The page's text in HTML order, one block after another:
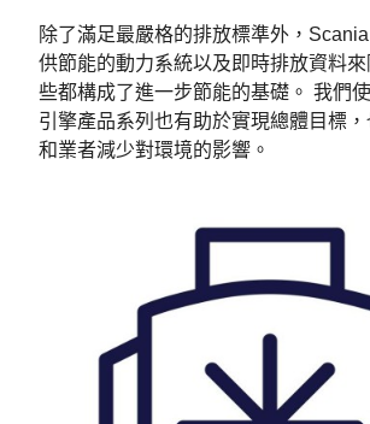
除了滿足最嚴格的排放標準外，
供節能的動力系統以及即時排放資料
些都構成了進一步節能的基礎。 我們
引擎產品系列也有助於實現總體目標
和業者減少對環境的影響。